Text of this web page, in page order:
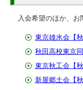
入会希望のほか、お
東京雄水会【
秋田高校東京
東京秋工会【
新屋郷土会【